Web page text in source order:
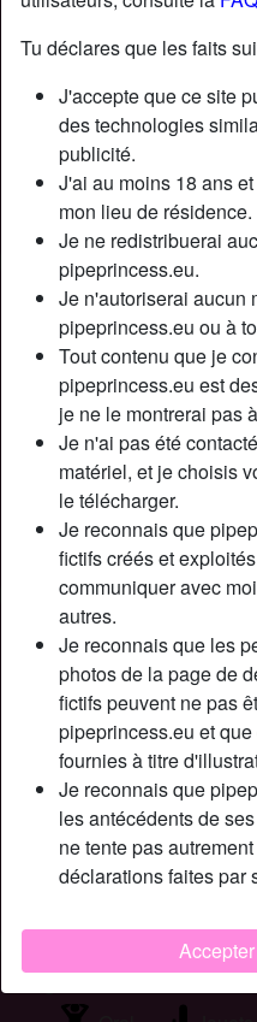
Tu déclares que les faits
J'accepte que ce site
des technologies
publicité.
J'ai au moins 18 ans
mon lieu de résidence.
Je ne redistribuerai
pipeprincess.eu.
Je n'autoriserai aucun
pipeprincess.eu ou à
Tout contenu que je
pipeprincess.eu est
je ne le montrerai pas
Je n'ai pas été
matériel, et je choisis
le télécharger.
Je reconnais que
fictifs créés et
communiquer avec
autres.
Je reconnais que les
photos de la page de
fictifs peuvent ne pas
pipeprincess.eu et
fournies à titre
Je reconnais que
les antécédents de
ne tente pas
déclarations faites par
Nickname:
Âge:
Pays:
Département:
Sexe:
Sexualité:
Couleur des cheveux:
Couleur des yeux:
Épilé(e):
person_pin Description
Salut. Je m’appelle
féminine, et je suis
cherchent des plans cul
discrétion. Pour ma
de doux moments avec un
appréciant le sexe avec
Cherche
Tags